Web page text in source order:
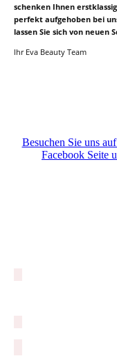
schenken Ihnen
perfekt aufgehoben bei
lassen Sie sich von neuen
Ihr Eva Beauty Team
Besuchen Sie uns
Facebook Seite